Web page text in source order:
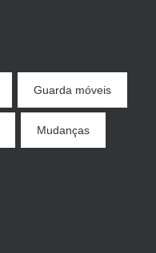
Guarda móveis
Mudanças